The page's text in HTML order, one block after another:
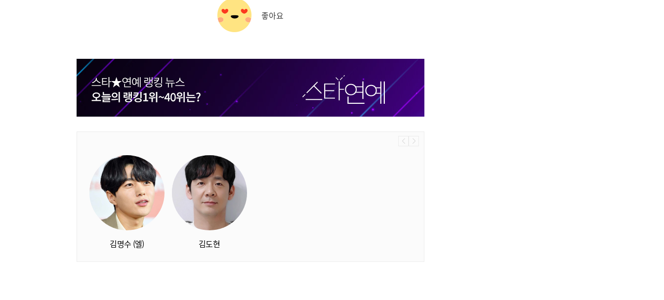
좋아요
김명수 (엘) 김도현